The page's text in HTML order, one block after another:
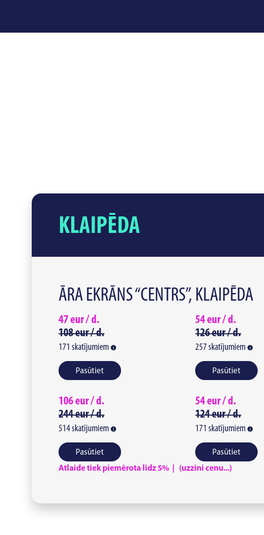
KLAIPĒDA
ĀRA EKRĀNS “CENTRS”, KLAIPĒDA
47eur /d.
108eur /d.
171 skatījumiem
Pasūtiet
54eur /d.
126eur /d.
257 skatījumiem
Pasūtiet
106eur /d.
244eur /d.
514skatījumiem
Pasūtiet
54eur /d.
124eur /d.
171 skatījumiem
Pasūtiet
Atlaide tiek piemērota līdz 5% | (uzzini cenu...)